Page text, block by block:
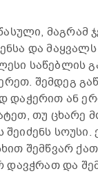
მაგრამ
და
საწებლის
შემდეგ
ან
თუ ცხარე
შემწვარ
დავჭრათ და